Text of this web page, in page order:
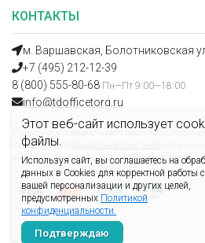
Этот веб-сайт использует
файлы.
Используя сайт, вы соглашаетесь на
данных в Cookies для корректной работы
вашей персонализации и других целей,
предусмотренных Политикой
конфиденциальности.
Подтверждаю
КОНТАКТЫ
м. Варшавская, Болотниковская
+7 (495) 212-12-39
8 (800) 555-80-68 Пн—Пт 9:00—18:00
info@tdofficetorg.ru
Мы получаем и обрабатываем персональные
соответствии с
. Если вы
персональных данных, вам необходимо покинуть